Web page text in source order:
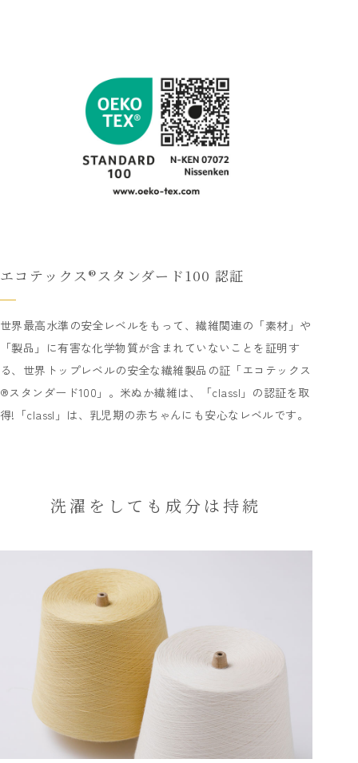
エコテックス®スタンダード100 認証
世界最高水準の安全レベルをもって、繊維関連の「素材」や
「製品」に有害な化学物質が含まれていないことを証明す
る、世界トップレベルの安全な繊維製品の証「エコテックス
®スタンダード100」。米ぬか繊維は、「classI」の認証を取
得!「classI」は、乳児期の赤ちゃんにも安心なレベルです。
洗濯をしても成分は持続